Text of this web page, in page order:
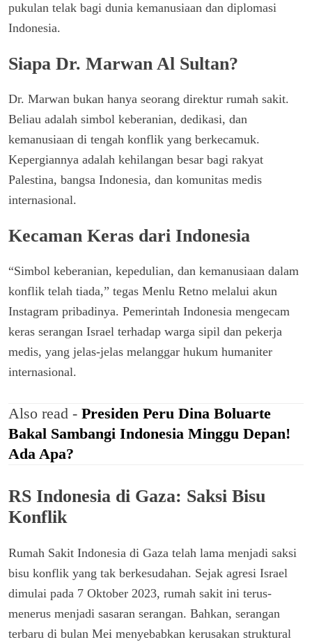
pukulan telak bagi dunia kemanusiaan dan diplomasi
Indonesia.
Siapa Dr. Marwan Al Sultan?
Dr. Marwan bukan hanya seorang direktur rumah sakit.
Beliau adalah simbol keberanian, dedikasi, dan
kemanusiaan di tengah konflik yang berkecamuk.
Kepergiannya adalah kehilangan besar bagi rakyat
Palestina, bangsa Indonesia, dan komunitas medis
internasional.
Kecaman Keras dari Indonesia
“Simbol keberanian, kepedulian, dan kemanusiaan dalam
konflik telah tiada,” tegas Menlu Retno melalui akun
Instagram pribadinya. Pemerintah Indonesia mengecam
keras serangan Israel terhadap warga sipil dan pekerja
medis, yang jelas-jelas melanggar hukum humaniter
internasional.
Also read - Presiden Peru Dina Boluarte
Bakal Sambangi Indonesia Minggu Depan!
Ada Apa?
RS Indonesia di Gaza: Saksi Bisu
Konflik
Rumah Sakit Indonesia di Gaza telah lama menjadi saksi
bisu konflik yang tak berkesudahan. Sejak agresi Israel
dimulai pada 7 Oktober 2023, rumah sakit ini terus-
menerus menjadi sasaran serangan. Bahkan, serangan
terbaru di bulan Mei menyebabkan kerusakan struktural